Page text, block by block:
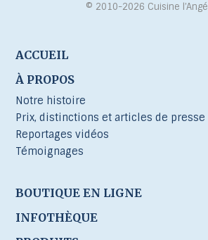
© 2010-2026 Cuisine
ACCUEIL
À PROPOS
Notre histoire
Prix, distinctions et articles de presse
Reportages vidéos
Témoignages
BOUTIQUE EN LIGNE
INFOTHÈQUE